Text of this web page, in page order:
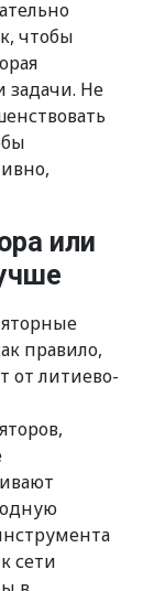
чтобы
задачи. Не
или
правило,
от литиево-
сети